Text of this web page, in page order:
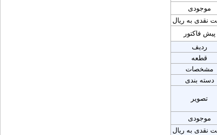
موجودی
نقدی به ریال
پیش فاکتور
ردیف
قطعه
مشخصات
دسته بندی
تصویر
موجودی
نقدی به ریال